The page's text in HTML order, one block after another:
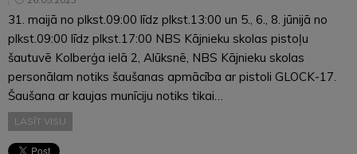
31. maijā no plkst.09:00 līdz plkst.13:00 un 5., 6., 8. jūnijā no
plkst.09:00 līdz plkst.17:00 NBS Kājnieku skolas pistoļu
šautuvē Kolberģa ielā 2, Alūksnē, NBS Kājnieku skolas
personālam notiks šaušanas apmācība ar pistoli GLOCK-17.
Šaušana ar kaujas munīciju notiks tikai…
LASĪT VISU